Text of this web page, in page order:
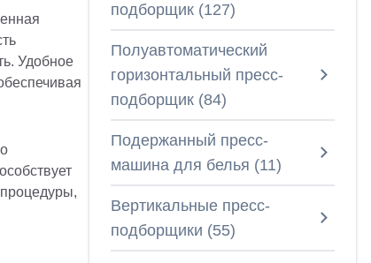
Удобное
подборщик (127)
Полуавтоматический
горизонтальный пресс-
подборщик (84)
Подержанный пресс-
машина для белья (11)
Вертикальные пресс-
подборщики (55)